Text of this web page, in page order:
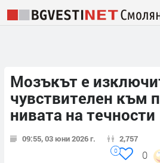
Мозъкът е
чувствителен към
нивата на течности
09:55, 03 юни 2026 г. 2,757
0
0